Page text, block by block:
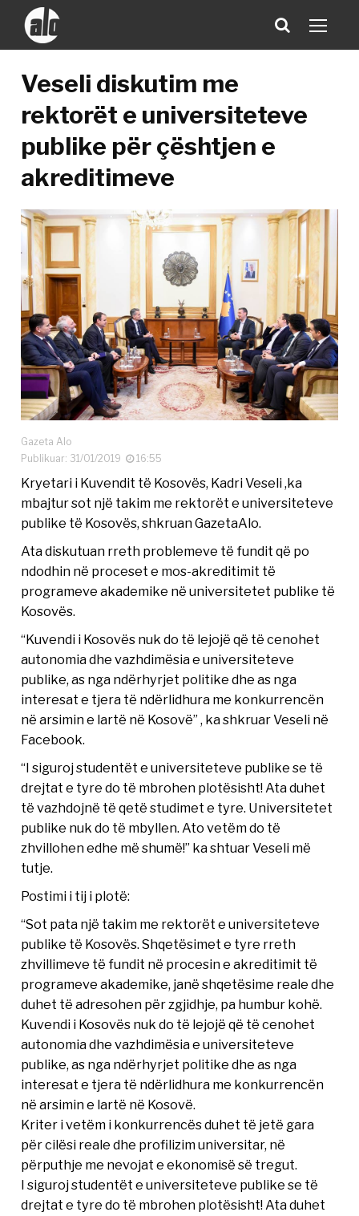
Veseli diskutim me
rektorët e universiteteve
publike për çështjen e
akreditimeve
Gazeta Alo
Publikuar: 31/01/2019
16:55
Kryetari i Kuvendit të Kosovës, Kadri Veseli ,ka
mbajtur sot një takim me rektorët e universiteteve
publike të Kosovës, shkruan GazetaAlo.
Ata diskutuan rreth problemeve të fundit që po
ndodhin në proceset e mos-akreditimit të
programeve akademike në universitetet publike të
Kosovës.
“Kuvendi i Kosovës nuk do të lejojë që të cenohet
autonomia dhe vazhdimësia e universiteteve
publike, as nga ndërhyrjet politike dhe as nga
interesat e tjera të ndërlidhura me konkurrencën
në arsimin e lartë në Kosovë” , ka shkruar Veseli në
Facebook.
“I siguroj studentët e universiteteve publike se të
drejtat e tyre do të mbrohen plotësisht! Ata duhet
të vazhdojnë të qetë studimet e tyre. Universitetet
publike nuk do të mbyllen. Ato vetëm do të
zhvillohen edhe më shumë!” ka shtuar Veseli më
tutje.
Postimi i tij i plotë:
“Sot pata një takim me rektorët e universiteteve
publike të Kosovës. Shqetësimet e tyre rreth
zhvillimeve të fundit në procesin e akreditimit të
programeve akademike, janë shqetësime reale dhe
duhet të adresohen për zgjidhje, pa humbur kohë.
Kuvendi i Kosovës nuk do të lejojë që të cenohet
autonomia dhe vazhdimësia e universiteteve
publike, as nga ndërhyrjet politike dhe as nga
interesat e tjera të ndërlidhura me konkurrencën
në arsimin e lartë në Kosovë.
Kriter i vetëm i konkurrencës duhet të jetë gara
për cilësi reale dhe profilizim universitar, në
përputhje me nevojat e ekonomisë së tregut.
I siguroj studentët e universiteteve publike se të
drejtat e tyre do të mbrohen plotësisht! Ata duhet